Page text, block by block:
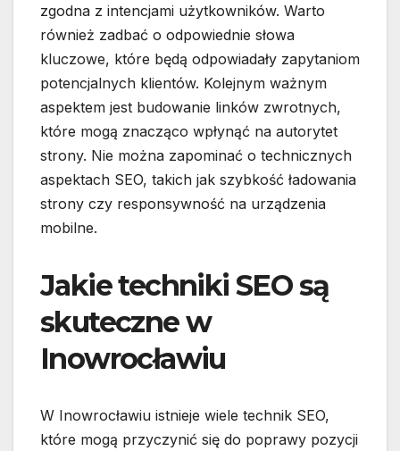
zgodna z intencjami użytkowników. Warto
również zadbać o odpowiednie słowa
kluczowe, które będą odpowiadały zapytaniom
potencjalnych klientów. Kolejnym ważnym
aspektem jest budowanie linków zwrotnych,
które mogą znacząco wpłynąć na autorytet
strony. Nie można zapominać o technicznych
aspektach SEO, takich jak szybkość ładowania
strony czy responsywność na urządzenia
mobilne.
Jakie techniki SEO są
skuteczne w
Inowrocławiu
W Inowrocławiu istnieje wiele technik SEO,
które mogą przyczynić się do poprawy pozycji